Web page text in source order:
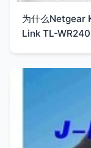
为什么Netgear
Link TL-WR240